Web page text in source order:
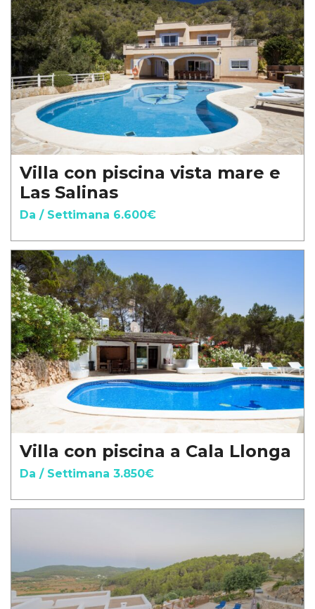
Villa con piscina vista mare e
Las Salinas
Da / Settimana 6.600€
Villa con piscina a Cala Llonga
Da / Settimana 3.850€